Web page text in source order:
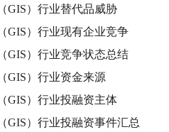
GIS）行业替代品威胁
GIS）行业现有企业竞争
GIS）行业竞争状态总结
GIS）行业资金来源
GIS）行业投融资主体
GIS）行业投融资事件汇总